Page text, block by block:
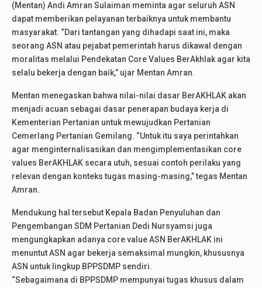
(Mentan) Andi Amran Sulaiman meminta agar seluruh ASN
dapat memberikan pelayanan terbaiknya untuk membantu
masyarakat. “Dari tantangan yang dihadapi saat ini, maka
seorang ASN atau pejabat pemerintah harus dikawal dengan
moralitas melalui Pendekatan Core Values BerAkhlak agar kita
selalu bekerja dengan baik,” ujar Mentan Amran.
Mentan menegaskan bahwa nilai-nilai dasar BerAKHLAK akan
menjadi acuan sebagai dasar penerapan budaya kerja di
Kementerian Pertanian untuk mewujudkan Pertanian
Cemerlang Pertanian Gemilang. “Untuk itu saya perintahkan
agar menginternalisasikan dan mengimplementasikan core
values BerAKHLAK secara utuh, sesuai contoh perilaku yang
relevan dengan konteks tugas masing-masing,” tegas Mentan
Amran.
Mendukung hal tersebut Kepala Badan Penyuluhan dan
Pengembangan SDM Pertanian Dedi Nursyamsi juga
mengungkapkan adanya core value ASN BerAKHLAK ini
menuntut ASN agar bekerja semaksimal mungkin, khususnya
ASN untuk lingkup BPPSDMP sendiri.
“Sebagaimana di BPPSDMP mempunyai tugas khusus dalam